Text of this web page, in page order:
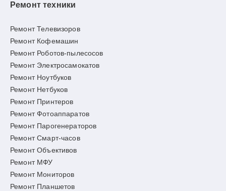
Ремонт техники
Ремонт Телевизоров
Ремонт Кофемашин
Ремонт Роботов-пылесосов
Ремонт Электросамокатов
Ремонт Ноутбуков
Ремонт Нетбуков
Ремонт Принтеров
Ремонт Фотоаппаратов
Ремонт Парогенераторов
Ремонт Смарт-часов
Ремонт Объективов
Ремонт МФУ
Ремонт Мониторов
Ремонт Планшетов